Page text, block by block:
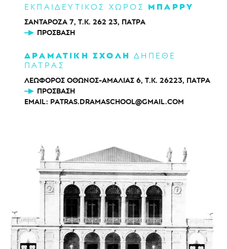
ΕΚΠΑΙΔΕΥΤΙΚΟΣ ΧΩΡΟΣ ΜΠΑΡΡΥ
ΣΑΝΤΑΡΟΖΑ 7, Τ.Κ. 262 23, ΠΑΤΡΑ
ΠΡΌΣΒΑΣΗ
ΔΡΑΜΑΤΙΚΗ ΣΧΟΛΗ ΔΗΠΕΘΕ
ΠΑΤΡΑΣ
ΛΕΩΦΟΡΟΣ ΟΘΩΝΟΣ-ΑΜΑΛΙΑΣ 6, Τ.Κ. 26223, ΠΑΤΡΑ
ΠΡΌΣΒΑΣΗ
EMAIL: PATRAS.DRAMASCHOOL@GMAIL.COM